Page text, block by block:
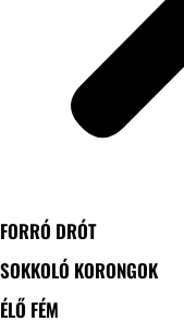
FORRÓ DRÓT
SOKKOLÓ KORONGOK
ÉLŐ FÉM